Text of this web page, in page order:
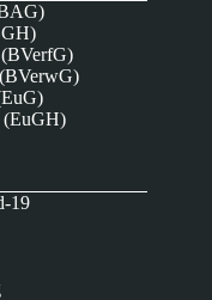
(BVerfG)
(EuGH)
19